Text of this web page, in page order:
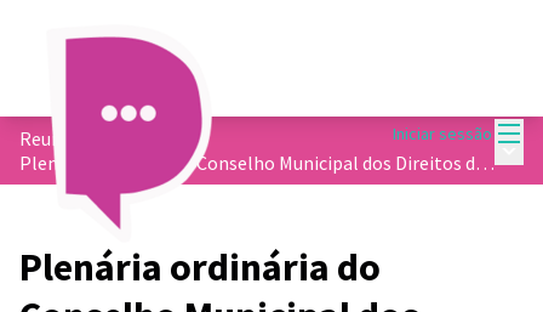
Iniciar sessão
Reuniões
Plenária ordinária do Conselho Municipal dos Direitos da Criança e do Adolescente de Contagem - CMDCAC
Plenária ordinária do